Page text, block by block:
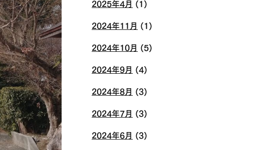
2025年4月 (1)
2024年11月 (1)
2024年10月 (5)
2024年9月 (4)
2024年8月 (3)
2024年7月 (3)
2024年6月 (3)